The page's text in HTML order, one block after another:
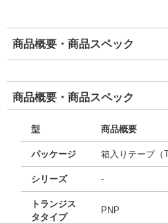
商品概要・商品スペック
商品概要・商品スペック
型 商品概要
パッケージ 箱入りテープ（
シリーズ -
トランジス
タタイプ
PNP